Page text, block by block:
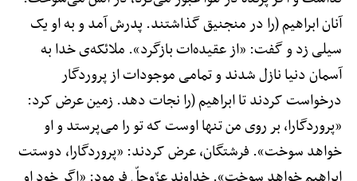
آنان ابراهیم (را در منجنیق گذاشتند. پدرش آمد و به او یک
سیلی زد و گفت: «از عقیده‌ات بازگرد». ملائکه‌ی خدا به
آسمان دنیا نازل شدند و تمامی موجودات از پروردگار
درخواست کردند تا ابراهیم (را نجات دهد. زمین عرض کرد:
«پروردگارا، بر روی من تنها اوست که تو را می‌پرستد و او
خواهد سوخت». فرشتگان، عرض کردند: «پروردگارا، دوستت